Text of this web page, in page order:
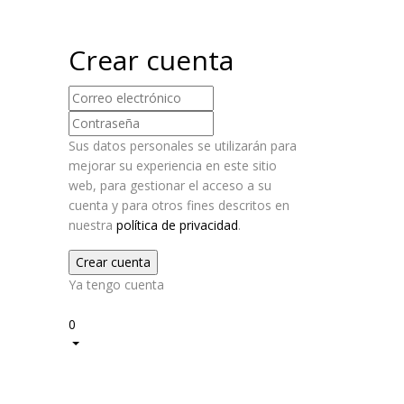
Crear cuenta
Sus datos personales se utilizarán para
mejorar su experiencia en este sitio
web, para gestionar el acceso a su
cuenta y para otros fines descritos en
nuestra política de privacidad.
Ya tengo cuenta
0